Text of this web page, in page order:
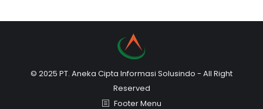
© 2025 PT. Aneka Cipta Informasi Solusindo - All Right
Reserved
Footer Menu